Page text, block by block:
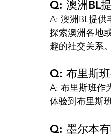
Q: 澳洲BL
A: 澳洲BL提供
探索澳洲各地
趣的社交关系。
Q: 布里斯
A: 布里斯班作
体验到布里斯
Q: 墨尔本